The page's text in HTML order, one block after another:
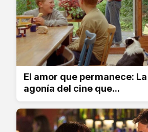
El amor que permanece:
agonía del cine que...